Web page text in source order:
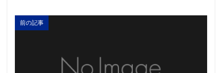
前の記事